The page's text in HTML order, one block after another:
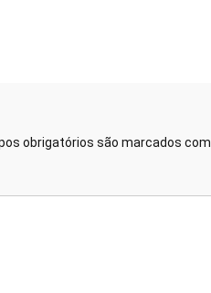
obrigatórios são marcados com